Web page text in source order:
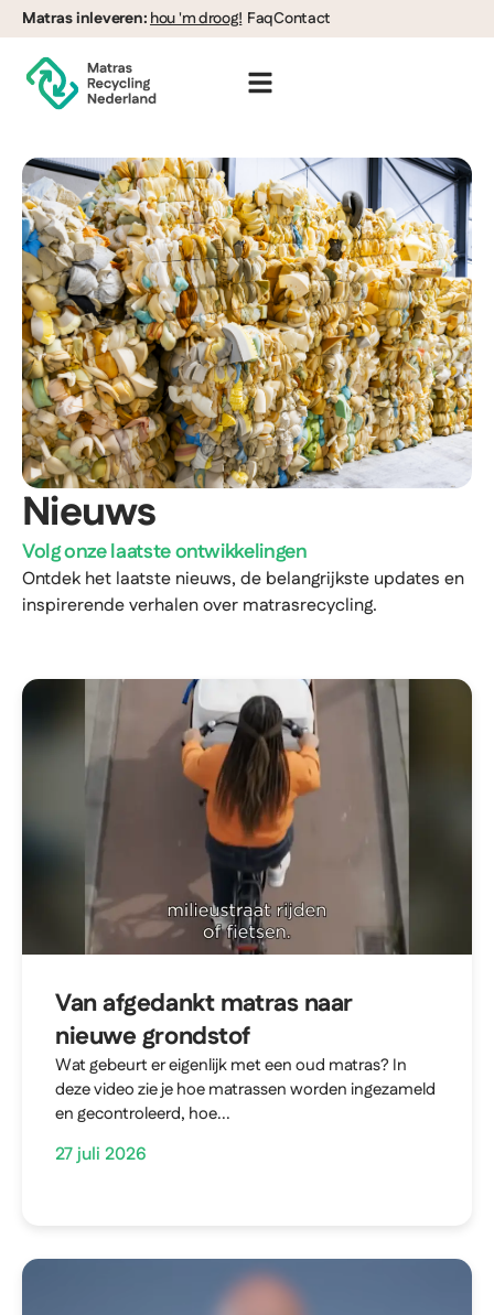
Matras inleveren:hou 'm droog! FaqContact
Nieuws
Volg onze laatste ontwikkelingen
Ontdek het laatste nieuws, de belangrijkste updates en
inspirerende verhalen over matrasrecycling.
Van afgedankt matras naar
nieuwe grondstof
Wat gebeurt er eigenlijk met een oud matras? In
deze video zie je hoe matrassen worden ingezameld
en gecontroleerd, hoe...
27 juli 2026